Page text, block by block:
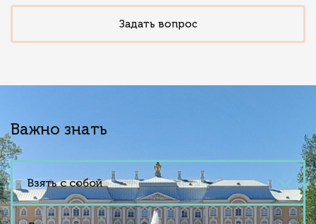
Задать вопрос
Важно знать
Взять с собой